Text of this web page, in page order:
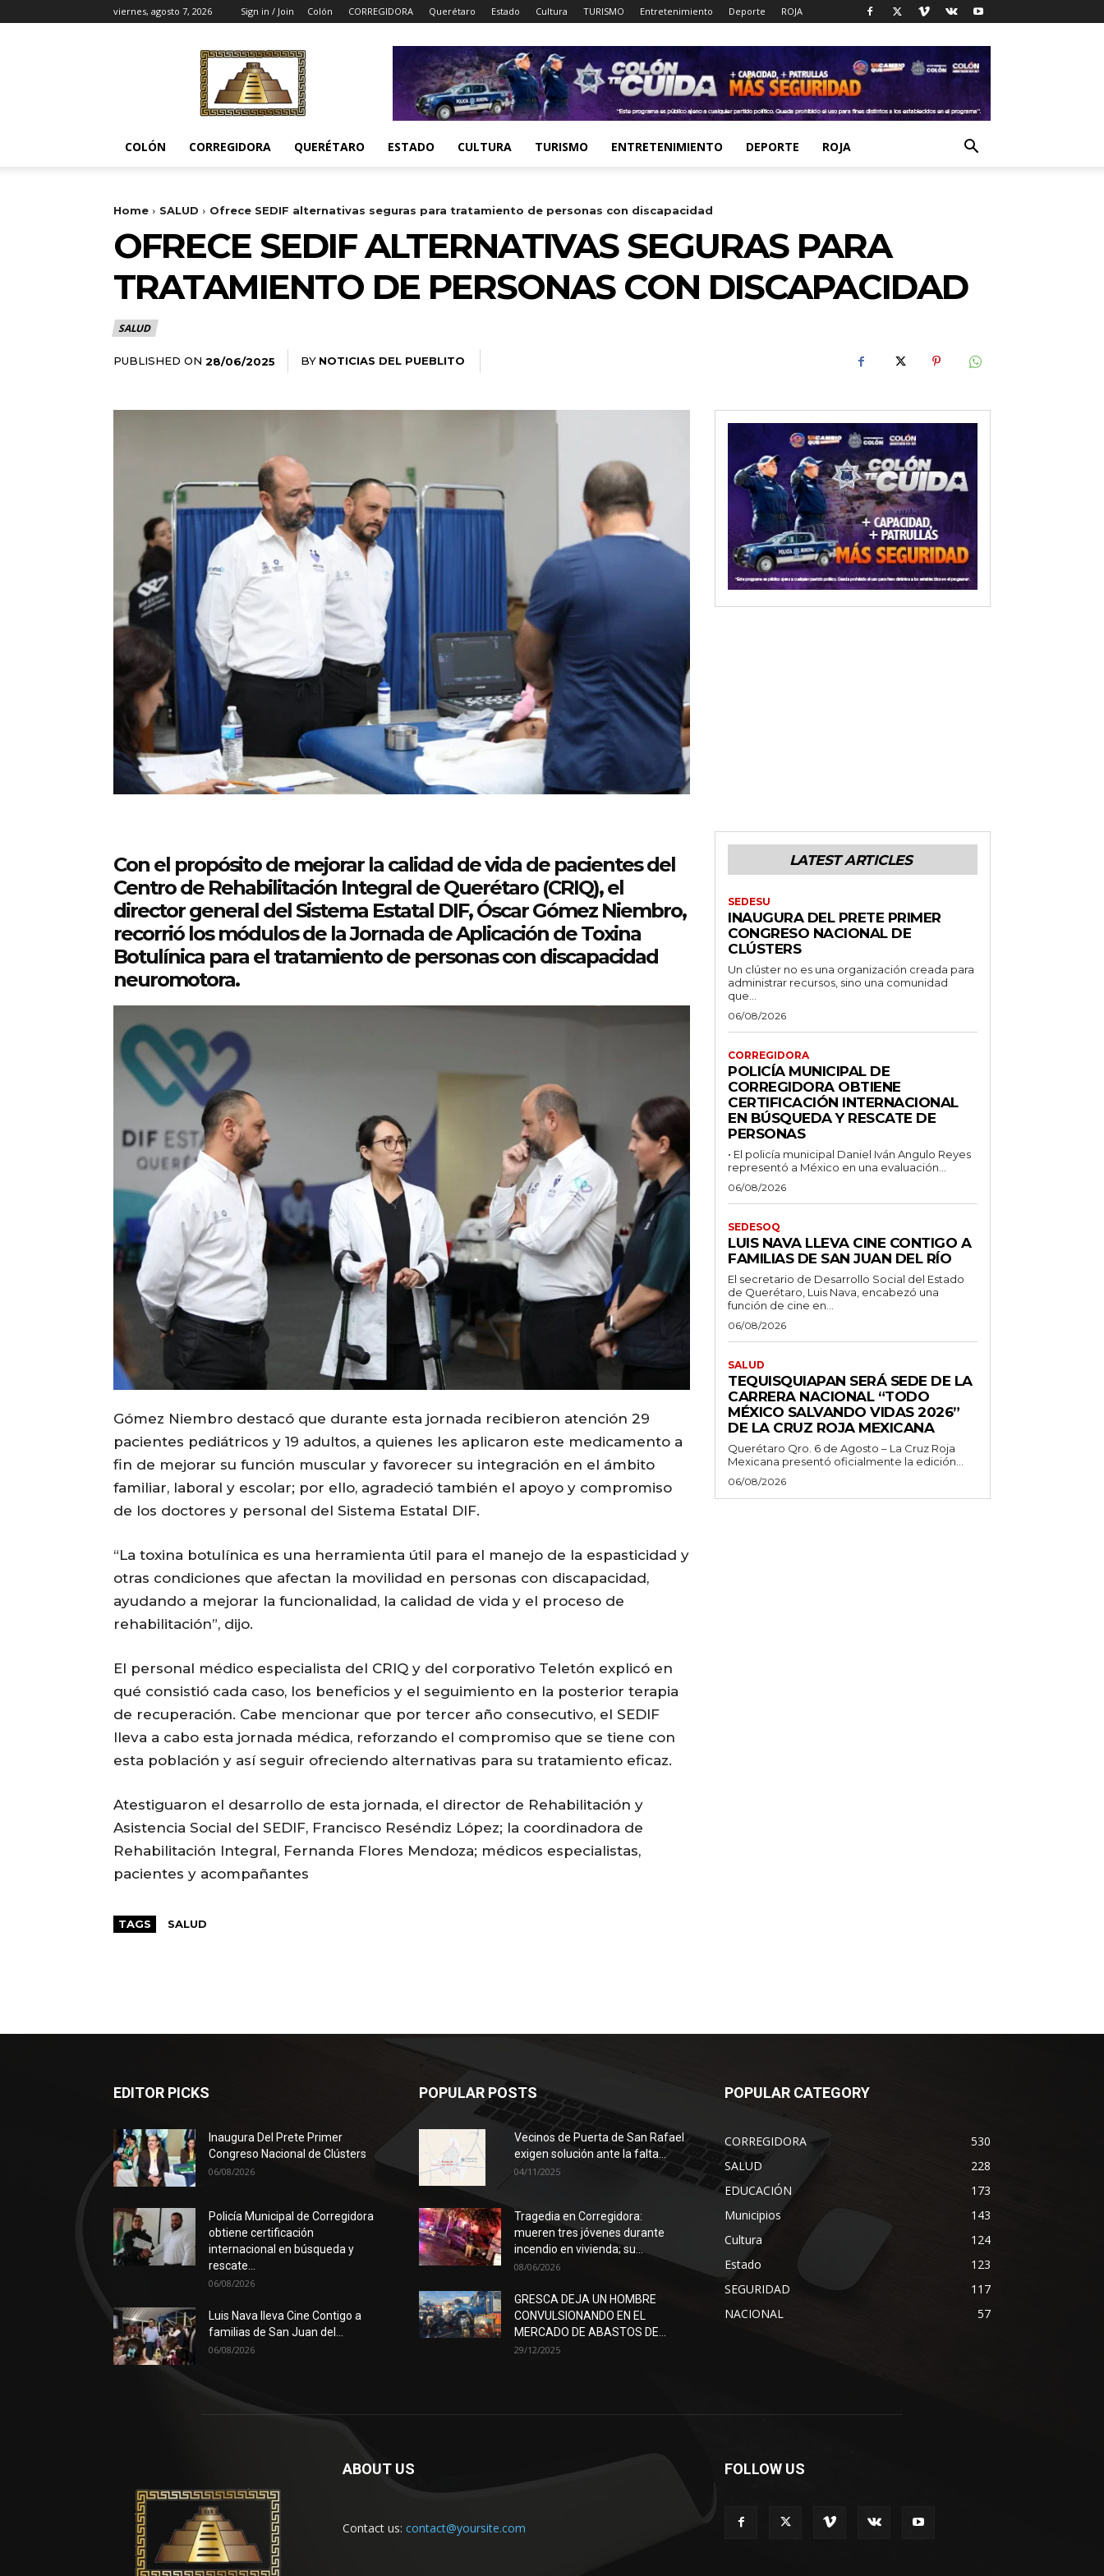
viernes, agosto 7, 2026 Sign in / Join Colón CORREGIDORA Querétaro Estado Cultura TURISMO Entretenimiento Deporte ROJA
Noticias
del
Pueblito
COLÓN CORREGIDORA QUERÉTARO ESTADO CULTURA TURISMO ENTRETENIMIENTO DEPORTE ROJA
Home SALUD Ofrece SEDIF alternativas seguras para tratamiento de personas con discapacidad
OFRECE SEDIF ALTERNATIVAS SEGURAS PARA
TRATAMIENTO DE PERSONAS CON DISCAPACIDAD
SALUD
PUBLISHED ON 28/06/2025 BY NOTICIAS DEL PUEBLITO
Con el propósito de mejorar la calidad de vida de pacientes del
Centro de Rehabilitación Integral de Querétaro (CRIQ), el
director general del Sistema Estatal DIF, Óscar Gómez Niembro,
recorrió los módulos de la Jornada de Aplicación de Toxina
Botulínica para el tratamiento de personas con discapacidad
neuromotora.
Gómez Niembro destacó que durante esta jornada recibieron atención 29
pacientes pediátricos y 19 adultos, a quienes les aplicaron este medicamento a
fin de mejorar su función muscular y favorecer su integración en el ámbito
familiar, laboral y escolar; por ello, agradeció también el apoyo y compromiso
de los doctores y personal del Sistema Estatal DIF.
“La toxina botulínica es una herramienta útil para el manejo de la espasticidad y
otras condiciones que afectan la movilidad en personas con discapacidad,
ayudando a mejorar la funcionalidad, la calidad de vida y el proceso de
rehabilitación”, dijo.
El personal médico especialista del CRIQ y del corporativo Teletón explicó en
qué consistió cada caso, los beneficios y el seguimiento en la posterior terapia
de recuperación. Cabe mencionar que por tercer año consecutivo, el SEDIF
lleva a cabo esta jornada médica, reforzando el compromiso que se tiene con
esta población y así seguir ofreciendo alternativas para su tratamiento eficaz.
Atestiguaron el desarrollo de esta jornada, el director de Rehabilitación y
Asistencia Social del SEDIF, Francisco Reséndiz López; la coordinadora de
Rehabilitación Integral, Fernanda Flores Mendoza; médicos especialistas,
pacientes y acompañantes
TAGS SALUD
LATEST ARTICLES
SEDESU
INAUGURA DEL PRETE PRIMER
CONGRESO NACIONAL DE
CLÚSTERS
Un clúster no es una organización creada para
administrar recursos, sino una comunidad
que...
06/08/2026
CORREGIDORA
POLICÍA MUNICIPAL DE
CORREGIDORA OBTIENE
CERTIFICACIÓN INTERNACIONAL
EN BÚSQUEDA Y RESCATE DE
PERSONAS
• El policía municipal Daniel Iván Angulo Reyes
representó a México en una evaluación...
06/08/2026
SEDESOQ
LUIS NAVA LLEVA CINE CONTIGO A
FAMILIAS DE SAN JUAN DEL RÍO
El secretario de Desarrollo Social del Estado
de Querétaro, Luis Nava, encabezó una
función de cine en...
06/08/2026
SALUD
TEQUISQUIAPAN SERÁ SEDE DE LA
CARRERA NACIONAL “TODO
MÉXICO SALVANDO VIDAS 2026”
DE LA CRUZ ROJA MEXICANA
Querétaro Qro. 6 de Agosto – La Cruz Roja
Mexicana presentó oficialmente la edición...
06/08/2026
EDITOR PICKS
Inaugura Del Prete Primer
Congreso Nacional de Clústers
06/08/2026
Policía Municipal de Corregidora
obtiene certificación
internacional en búsqueda y
rescate...
06/08/2026
Luis Nava lleva Cine Contigo a
familias de San Juan del...
06/08/2026
POPULAR POSTS
Vecinos de Puerta de San Rafael
exigen solución ante la falta...
04/11/2025
Tragedia en Corregidora:
mueren tres jóvenes durante
incendio en vivienda; su...
08/06/2026
GRESCA DEJA UN HOMBRE
CONVULSIONANDO EN EL
MERCADO DE ABASTOS DE...
29/12/2025
POPULAR CATEGORY
CORREGIDORA
530
SALUD
228
EDUCACIÓN
173
Municipios
143
Cultura
124
Estado
123
SEGURIDAD
117
NACIONAL
57
ABOUT US
Contact us: contact@yoursite.com
FOLLOW US